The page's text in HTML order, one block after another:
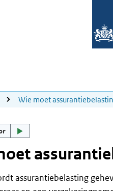
Wie moet
assurantiebelasting